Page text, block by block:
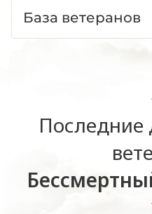
База ветеранов
Последние